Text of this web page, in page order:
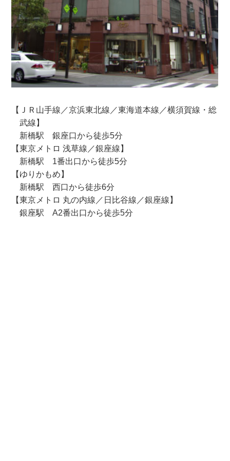
【ＪＲ山手線／京浜東北線／東海道本線／横須賀線・総
武線】
新橋駅 銀座口から徒歩5分
【東京メトロ 浅草線／銀座線】
新橋駅 1番出口から徒歩5分
【ゆりかもめ】
新橋駅 西口から徒歩6分
【東京メトロ 丸の内線／日比谷線／銀座線】
銀座駅 A2番出口から徒歩5分